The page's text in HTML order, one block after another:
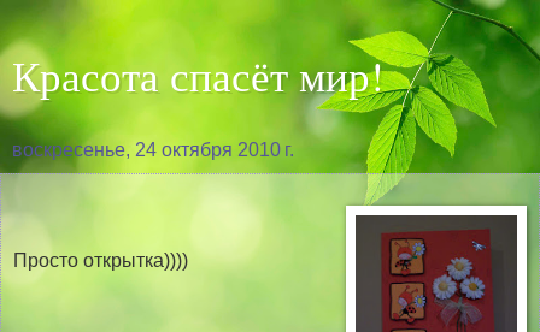
Красота спасёт мир!
воскресенье, 24 октября 2010 г.
Просто открытка))))